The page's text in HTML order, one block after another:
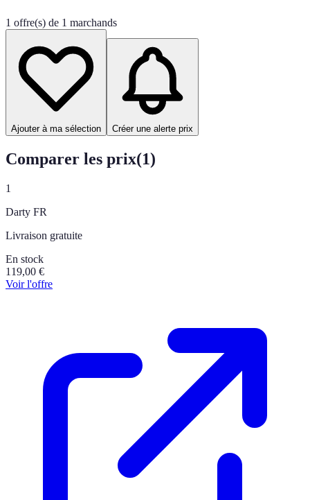
1 offre(s) de 1 marchands
Ajouter à ma sélection Créer une alerte prix
Comparer les prix(1)
1
Darty FR
Livraison gratuite
En stock
119,00 €
Voir l'offre